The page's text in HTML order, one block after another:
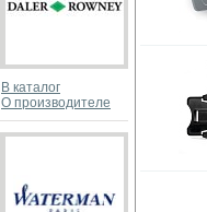
В каталог
О производителе